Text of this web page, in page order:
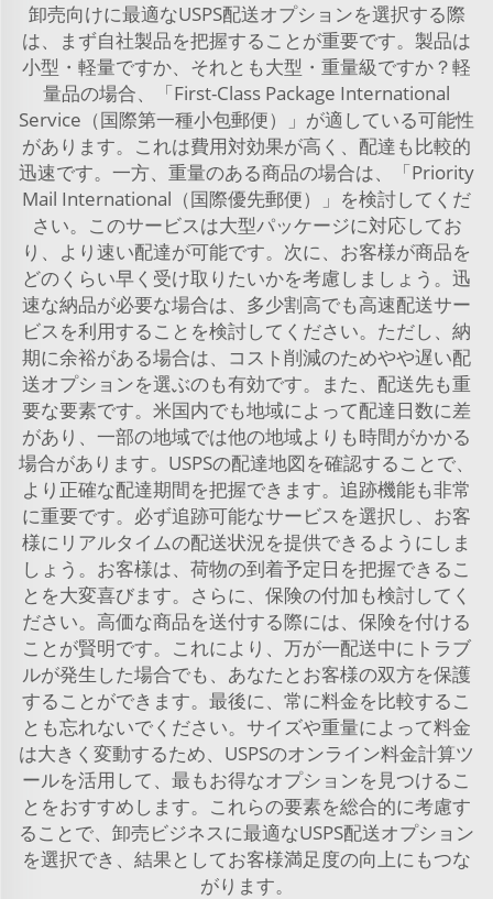
卸売向けに最適なUSPS配送オプションを選択する際
は、まず自社製品を把握することが重要です。製品は
小型・軽量ですか、それとも大型・重量級ですか？軽
量品の場合、「First-Class Package International
Service（国際第一種小包郵便）」が適している可能性
があります。これは費用対効果が高く、配達も比較的
迅速です。一方、重量のある商品の場合は、「Priority
Mail International（国際優先郵便）」を検討してくだ
さい。このサービスは大型パッケージに対応してお
り、より速い配達が可能です。次に、お客様が商品を
どのくらい早く受け取りたいかを考慮しましょう。迅
速な納品が必要な場合は、多少割高でも高速配送サー
ビスを利用することを検討してください。ただし、納
期に余裕がある場合は、コスト削減のためやや遅い配
送オプションを選ぶのも有効です。また、配送先も重
要な要素です。米国内でも地域によって配達日数に差
があり、一部の地域では他の地域よりも時間がかかる
場合があります。USPSの配達地図を確認することで、
より正確な配達期間を把握できます。追跡機能も非常
に重要です。必ず追跡可能なサービスを選択し、お客
様にリアルタイムの配送状況を提供できるようにしま
しょう。お客様は、荷物の到着予定日を把握できるこ
とを大変喜びます。さらに、保険の付加も検討してく
ださい。高価な商品を送付する際には、保険を付ける
ことが賢明です。これにより、万が一配送中にトラブ
ルが発生した場合でも、あなたとお客様の双方を保護
することができます。最後に、常に料金を比較するこ
とも忘れないでください。サイズや重量によって料金
は大きく変動するため、USPSのオンライン料金計算ツ
ールを活用して、最もお得なオプションを見つけるこ
とをおすすめします。これらの要素を総合的に考慮す
ることで、卸売ビジネスに最適なUSPS配送オプション
を選択でき、結果としてお客様満足度の向上にもつな
がります。